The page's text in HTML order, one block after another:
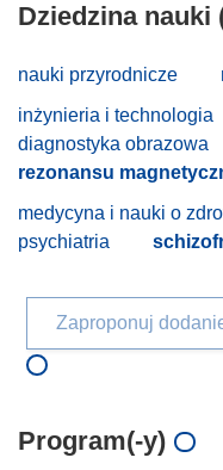
Dziedzina nauki
nauki przyrodnicze
inżynieria i technologia
diagnostyka obrazowa
rezonansu
medycyna i nauki o
psychiatria
Zaproponuj
Program(-y)